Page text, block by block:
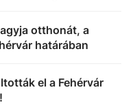
otthonát, a
határában
el a Fehérvár